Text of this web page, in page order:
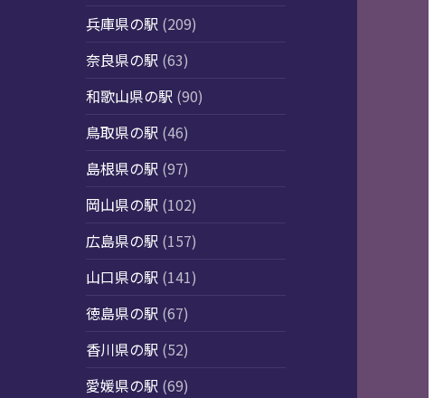
兵庫県の駅 (209)
奈良県の駅 (63)
和歌山県の駅 (90)
鳥取県の駅 (46)
島根県の駅 (97)
岡山県の駅 (102)
広島県の駅 (157)
山口県の駅 (141)
徳島県の駅 (67)
香川県の駅 (52)
愛媛県の駅 (69)